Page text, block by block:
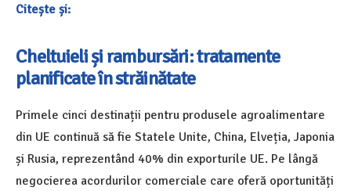
Citește și:
Cheltuieli și rambursări: tratamente
planificate în străinătate
Primele cinci destinații pentru produsele agroalimentare
din UE continuă să fie Statele Unite, China, Elveția, Japonia
și Rusia, reprezentând 40% din exporturile UE. Pe lângă
negocierea acordurilor comerciale care oferă oportunități